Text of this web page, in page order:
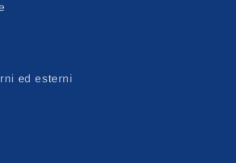
ed esterni